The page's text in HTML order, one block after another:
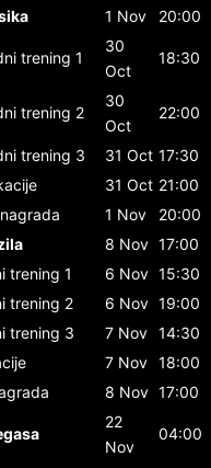
1 Nov 20:00
trening 1
30
Oct
18:30
trening 2
30
Oct
22:00
trening 3 31 Oct 17:30
31 Oct 21:00
1 Nov
20:00
8 Nov 17:00
trening 1 6 Nov 15:30
trening 2 6 Nov 19:00
trening 3 7 Nov 14:30
7 Nov 18:00
8 Nov 17:00
22
Nov
04:00